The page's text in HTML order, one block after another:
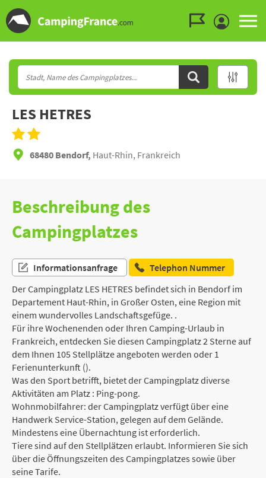
LES HETRES
68480 Bendorf, Haut-Rhin, Frankreich
Beschreibung des
Campingplatzes
Informationsanfrage
Telephon Nummer
Der Campingplatz LES HETRES befindet sich in Bendorf im
Departement Haut-Rhin, in Großer Osten, eine Region mit
einem wundervolles Landschaftsgefüge. .
Für ihre Wochenenden oder Ihren Camping-Urlaub in
Frankreich, entdecken Sie diesen Campingplatz 2 Sterne auf
dem Ihnen 105 Stellplätze angeboten werden oder 1
Ferienunterkunft ().
Was den Sport betrifft, bietet der Campingplatz diverse
Aktivitäten am Platz : Ping-pong.
Wohnmobilfahrer: der Campingplatz verfügt über eine
Handwerk Service-Station, gelegen auf dem Gelände.
Mindestens eine Übernachtung ist erforderlich.
Tiere sind auf den Stellplätzen erlaubt. Informieren Sie sich
über die Öffnungszeiten des Campingplatzes sowie über
seine Tarife.